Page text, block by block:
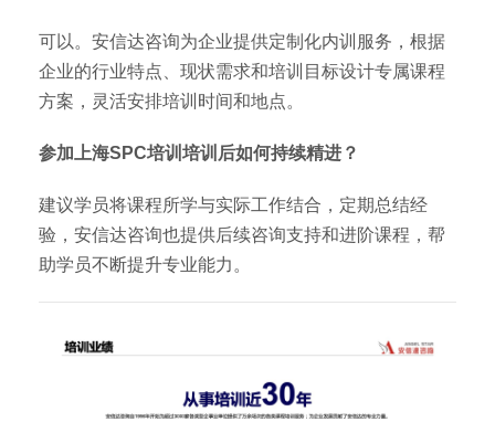
可以。安信达咨询为企业提供定制化内训服务，根据
企业的行业特点、现状需求和培训目标设计专属课程
方案，灵活安排培训时间和地点。
参加上海SPC培训培训后如何持续精进？
建议学员将课程所学与实际工作结合，定期总结经
验，安信达咨询也提供后续咨询支持和进阶课程，帮
助学员不断提升专业能力。